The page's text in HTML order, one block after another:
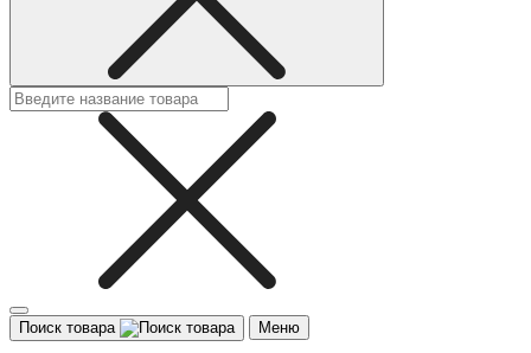
Поиск товара Меню